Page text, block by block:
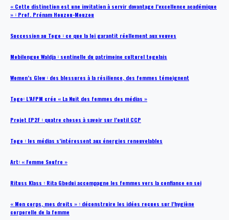
« Cette distinction est une invitation à servir davantage l’excellence académique
» : Prof. Prénam Houzou-Mouzou
Succession au Togo : ce que la loi garantit réellement aux veuves
Mobilengue Waldja : sentinelle du patrimoine culturel togolais
Women’s Glow : des blessures à la résilience, des femmes témoignent
Togo: L’AFPM crée « La Nuit des femmes des médias »
Projet EP2F : quatre choses à savoir sur l’outil CCP
Togo : les médias s’intéressent aux énergies renouvelables
Art: « Femme Soufre »
Rituss Klass : Rita Gbodui accompagne les femmes vers la confiance en soi
« Mon corps, mes droits » : déconstruire les idées reçues sur l’hygiène
corporelle de la femme